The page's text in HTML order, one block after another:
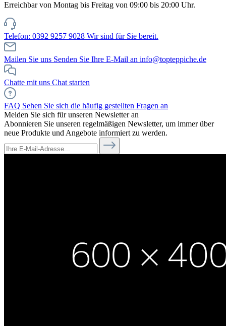
Erreichbar von Montag bis Freitag von 09:00 bis 20:00 Uhr.
Telefon: 0392 9257 9028 Wir sind für Sie bereit.
Mailen Sie uns Senden Sie Ihre E-Mail an info@topteppiche.de
Chatte mit uns Chat starten
FAQ Sehen Sie sich die häufig gestellten Fragen an
Melden Sie sich für unseren Newsletter an
Abonnieren Sie unseren regelmäßigen Newsletter, um immer über
neue Produkte und Angebote informiert zu werden.